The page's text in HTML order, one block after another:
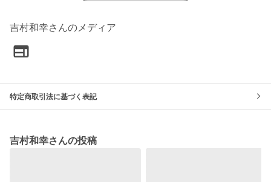
吉村和幸さんのメディア
特定商取引法に基づく表記
吉村和幸さんの投稿